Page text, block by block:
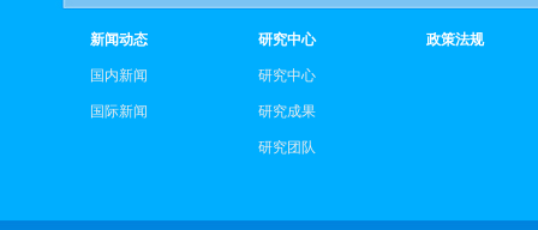
新闻动态
国内新闻
国际新闻
研究中心
研究中心
研究成果
研究团队
政策法规